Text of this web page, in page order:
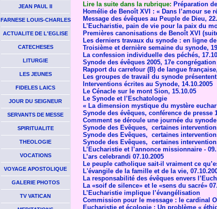
JEAN PAUL II
FARNESE LOUIS-CHARLES
ACTUALITE DE L'EGLISE
CATECHESES
LITURGIE
LES JEUNES
FIDELES LAICS
JOUR DU SEIGNEUR
SERVANTS DE MESSE
SPIRITUALITE
THEOLOGIE
VOCATIONS
VOYAGE APOSTOLIQUE
GALERIE PHOTOS
TV VATICAN
Lire la suite dans la rubrique: Préparation
Homélie de Benoît XVI : « Dans l’amour se
Message des évêques au Peuple de Dieu,
L’Eucharistie, pain de vie pour la paix du
Premières canonisations de Benoît XVI
Les derniers travaux du synode : en ligne
Troisième et dernière semaine du synode,
La confession individuelle des péchés,
Synode des évêques 2005, 17e
Rapport du carrefour (B) de langue
Les groupes de travail du synode
Interventions écrites au Synode, 14.10.2005
Le Cénacle sur le mont Sion, 15.10.05
Le Synode et l’Eschatologie
« La dimension mystique du mystère
Synode des évêques, conférence de presse
Comment se déroule une journée du
Synode des Evêques, certaines
Synode des Evêques, certaines
Synode des Evêques, certaines
L’Eucharistie et l’annonce missionnaire -
L’ars celebrandi 07.10.2005
Le peuple catholique sait-il vraiment ce
L'évangile de la famille et de la vie,
La responsabilité des évêques envers
La «soif de silence» et le «sens du sacré»
L’Eucharistie implique l’évangélisation
Commission pour le message : le cardinal
Eucharistie et écologie : Un problème «